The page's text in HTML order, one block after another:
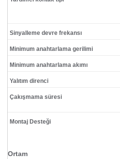
Sinyalleme devre frekansı
Minimum anahtarlama gerilimi
Minimum anahtarlama akımı
Yalıtım direnci
Çakışmama süresi
Montaj Desteği
Ortam